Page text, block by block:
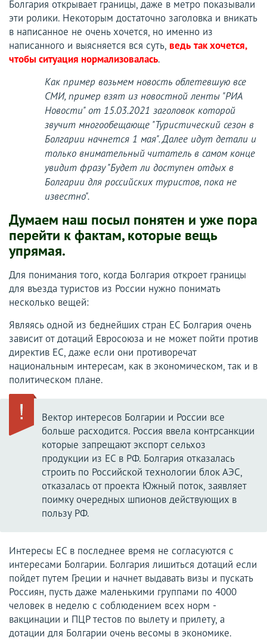
Болгария открывает границы, даже в метро показывали
эти ролики. Некоторым достаточно заголовка и вникать
в написанное не очень хочется, но именно из
написанного и выясняется вся суть, ведь так хочется,
чтобы ситуация нормализовалась.
Как пример возьмем новость облетевшую все
СМИ, пример взят из новостной ленты "РИА
Новости" от 15.03.2021 заголовок которой
звучит многообещающе "Туристический сезон в
Болгарии начнется 1 мая". Далее идут детали и
только внимательный читатель в самом конце
увидит фразу "Будет ли доступен отдых в
Болгарии для российских туристов, пока не
известно".
Думаем наш посыл понятен и уже пора
перейти к фактам, которые вещь
упрямая.
Для понимания того, когда Болгария откроет границы
для въезда туристов из России нужно понимать
несколько вещей:
Являясь одной из беднейших стран ЕС Болгария очень
зависит от дотаций Евросоюза и не может пойти против
директив ЕС, даже если они противоречат
национальным интересам, как в экономическом, так и в
политическом плане.
Вектор интересов Болгарии и России все
больше расходится. Россия ввела контрсанкции
которые запрещают экспорт сельхоз
продукции из ЕС в РФ. Болгария отказалась
строить по Российской технологии блок АЭС,
отказалась от проекта Южный поток, заявляет
поимку очередных шпионов действующих в
пользу РФ.
Интересы ЕС в последнее время не согласуются с
интересами Болгарии. Болгария лишиться дотаций если
пойдет путем Греции и начнет выдавать визы и пускать
Россиян, пусть даже маленькими группами по 4000
человек в неделю с соблюдением всех норм -
вакцинации и ПЦР тестов по вылету и прилету, а
дотации для Болгарии очень весомы в экономике.